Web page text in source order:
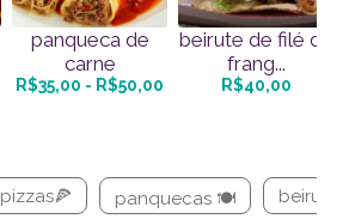
panqueca de
carne
R$35,00 - R$50,00
beirute de filé de
frang...
R$40,00
pizzas🍕 panquecas 🍽 beirute